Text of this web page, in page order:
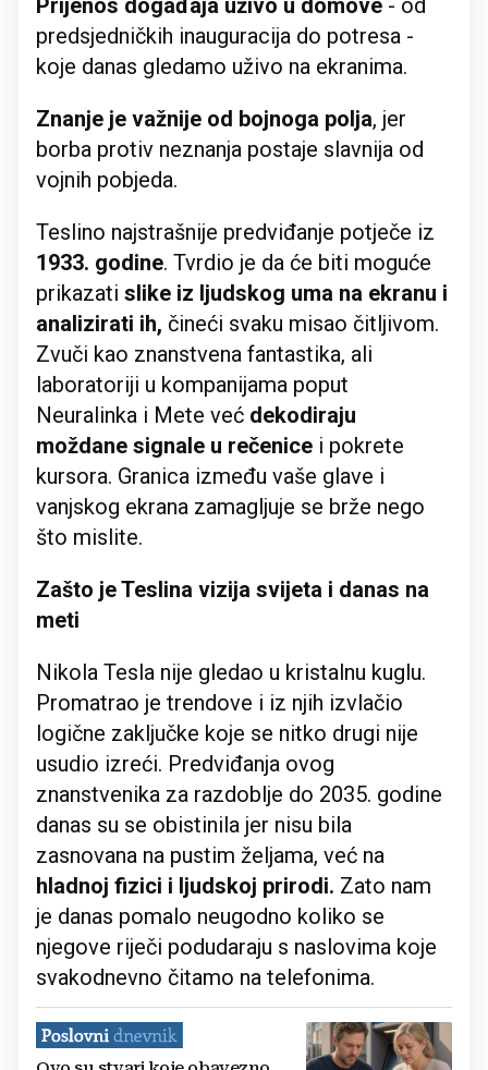
Prijenos događaja uživo u domove - od
predsjedničkih inauguracija do potresa -
koje danas gledamo uživo na ekranima.
Znanje je važnije od bojnoga polja, jer
borba protiv neznanja postaje slavnija od
vojnih pobjeda.
Teslino najstrašnije predviđanje potječe iz
1933. godine. Tvrdio je da će biti moguće
prikazati slike iz ljudskog uma na ekranu i
analizirati ih, čineći svaku misao čitljivom.
Zvuči kao znanstvena fantastika, ali
laboratoriji u kompanijama poput
Neuralinka i Mete već dekodiraju
moždane signale u rečenice i pokrete
kursora. Granica između vaše glave i
vanjskog ekrana zamagljuje se brže nego
što mislite.
Zašto je Teslina vizija svijeta i danas na
meti
Nikola Tesla nije gledao u kristalnu kuglu.
Promatrao je trendove i iz njih izvlačio
logične zaključke koje se nitko drugi nije
usudio izreći. Predviđanja ovog
znanstvenika za razdoblje do 2035. godine
danas su se obistinila jer nisu bila
zasnovana na pustim željama, već na
hladnoj fizici i ljudskoj prirodi. Zato nam
je danas pomalo neugodno koliko se
njegove riječi podudaraju s naslovima koje
svakodnevno čitamo na telefonima.